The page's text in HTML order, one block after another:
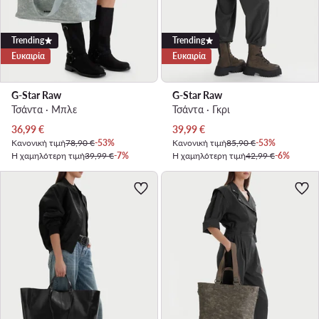
Trending
Ευκαιρία
G-Star Raw
Τσάντα · Μπλε
Τρέχουσα τιμή
36,99€
Κανονική τιμή78,90 €-53%
Η χαμηλότερη τιμή39,99 €-7%
Trending
Ευκαιρία
G-Star Raw
Τσάντα · Γκρι
Τρέχουσα τιμή
39,99€
Κανονική τιμή85,90 €-53%
Η χαμηλότερη τιμή42,99 €-6%